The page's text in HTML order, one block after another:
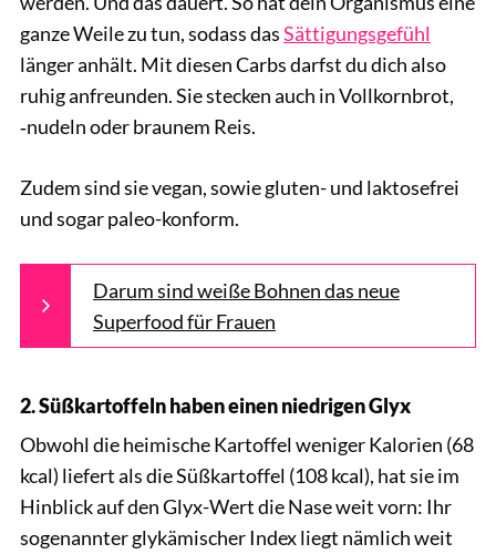
ganze Weile zu tun, sodass dasSättigungsgefühl
länger anhält. Mit diesen Carbs darfst du dich also
ruhig anfreunden. Sie stecken auch in Vollkornbrot,
‑nudeln oder braunem Reis.
Zudem sind sie vegan, sowie gluten- und laktosefrei
und sogar paleo-konform.
Darum sind weiße Bohnen das neue
Superfood für Frauen
2. Süßkartoffeln haben einen niedrigen Glyx
Obwohl die heimische Kartoffel weniger Kalorien (68
kcal) liefert als die Süßkartoffel (108 kcal), hat sie im
Hinblick auf den Glyx-Wert die Nase weit vorn: Ihr
sogenannter glykämischer Index liegt nämlich weit